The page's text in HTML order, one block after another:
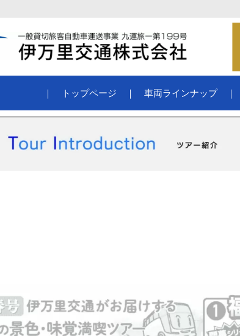
｜ トップページ ｜ 車両ラインナップ ｜